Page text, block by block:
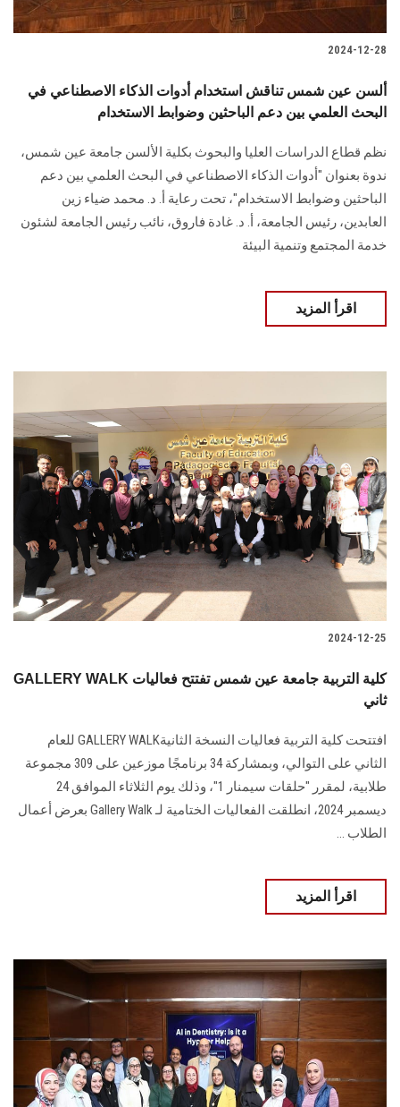
الدراسات العليا
الزائـرون
سجل الان
2024-12-28
ألسن عين شمس تناقش استخدام أدوات الذكاء الاصطناعي في
البحث العلمي بين دعم الباحثين وضوابط الاستخدام
نظم قطاع الدراسات العليا والبحوث بكلية الألسن جامعة عين شمس،
ندوة بعنوان "أدوات الذكاء الاصطناعي في البحث العلمي بين دعم
الباحثين وضوابط الاستخدام"، تحت رعاية أ. د. محمد ضياء زين
العابدين، رئيس الجامعة، أ. د. غادة فاروق، نائب رئيس الجامعة لشئون
خدمة المجتمع وتنمية البيئة
اقرأ المزيد
2024-12-25
GALLERY WALK كلية التربية جامعة عين شمس تفتتح فعاليات
ثاني
افتتحت كلية التربية فعاليات النسخة الثانية‎ GALLERY WALKللعام
الثاني ‏على التوالي، وبمشاركة 34 برنامجًا موزعين على 309 مجموعة
طلابية، لمقرر "حلقات ‏سيمنار 1"، وذلك يوم الثلاثاء الموافق 24
ديسمبر 2024،‏ انطلقت الفعاليات الختامية لـ‎ Gallery Walk ‎بعرض أعمال
الطلاب ...
اقرأ المزيد